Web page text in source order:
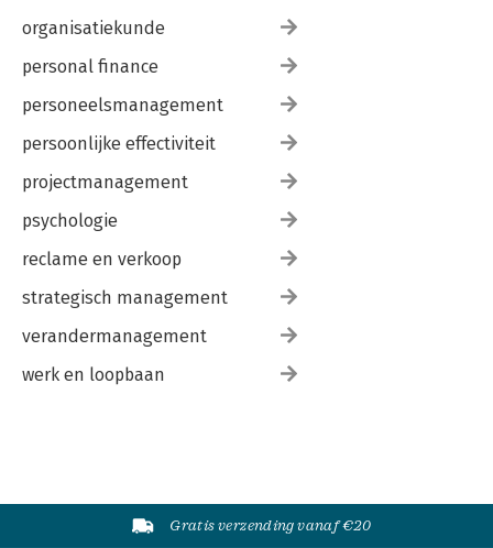
organisatiekunde
personal finance
personeelsmanagement
persoonlijke effectiviteit
projectmanagement
psychologie
reclame en verkoop
strategisch management
verandermanagement
werk en loopbaan
Gratis verzending vanaf €20